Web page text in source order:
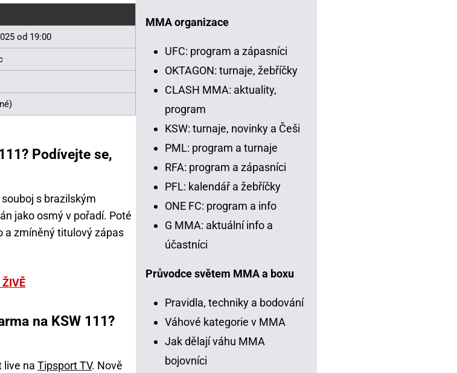
od 19:00
Podívejte se,
s brazilským
jako osmý v pořadí. Poté
a zmíněný titulový zápas
ŽIVĚ
na KSW 111?
live na Tipsport TV. Nově
MMA organizace
UFC: program a zápasníci
OKTAGON: turnaje, žebříčky
CLASH MMA: aktuality,
program
KSW: turnaje, novinky a Češi
PML: program a turnaje
RFA: program a zápasníci
PFL: kalendář a žebříčky
ONE FC: program a info
G MMA: aktuální info a
účastníci
Průvodce světem MMA a boxu
Pravidla, techniky a bodování
Váhové kategorie v MMA
Jak dělají váhu MMA
bojovníci